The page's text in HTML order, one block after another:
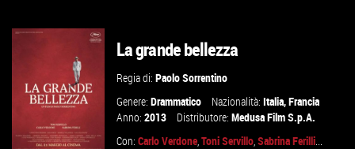
VAI ALLA SCHEDA
La grande bellezza
Regia di:Paolo Sorrentino
Genere:Drammatico Nazionalità:Italia,Francia
Anno:2013 Distributore:Medusa Film S.p.A.
Con:Carlo Verdone,Toni Servillo,Sabrina Ferilli...